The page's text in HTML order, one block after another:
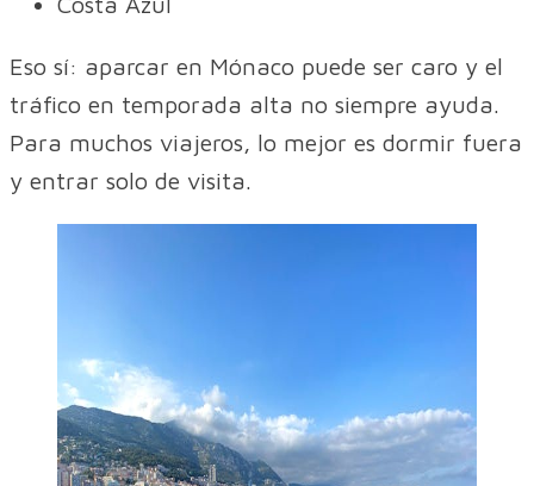
Eso sí: aparcar en Mónaco puede ser caro y el
tráfico en temporada alta no siempre ayuda.
Para muchos viajeros, lo mejor es dormir fuera
y entrar solo de visita.